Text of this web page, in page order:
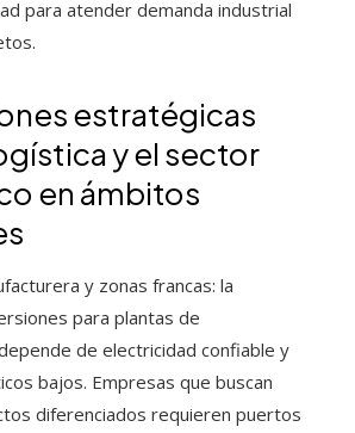
para atender demanda industrial
estratégicas
y el sector
en ámbitos
y zonas francas: la
para plantas de
de electricidad confiable y
bajos. Empresas que buscan
diferenciados requieren puertos